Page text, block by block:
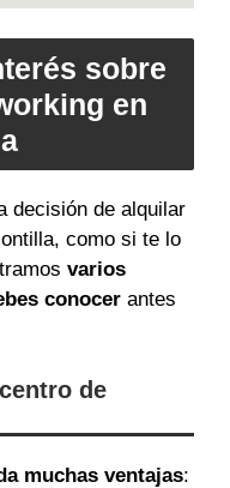
sobre
en
decisión de alquilar
como si te lo
varios
conocer antes
de
muchas ventajas: